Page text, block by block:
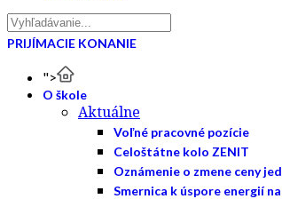
PRIJÍMACIE KONANIE
">
O škole
Aktuálne
Voľné pracovné pozície
Celoštátne kolo ZENIT
Oznámenie o zmene ceny
Smernica k úspore energií